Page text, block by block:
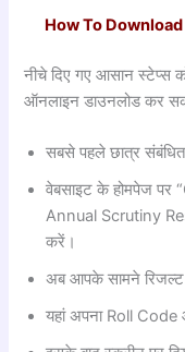
How To
नीचे दिए गए आसान स्टेप्स
ऑनलाइन डाउनलोड कर
सबसे पहले छात्र
वेबसाइट के होमपेज
Annual Scrutiny
करें।
अब आपके सामने
यहां अपना Roll